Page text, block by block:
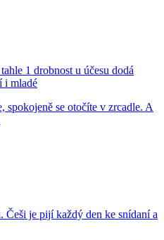
1 drobnost u účesu dodá
i mladé
spokojeně se otočíte v zrcadle. A
Češi je pijí každý den ke snídaní a